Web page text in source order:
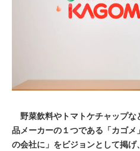
野菜飲料やトマトケチャップな
品メーカーの１つである「カゴ
の会社に」をビジョンとして掲